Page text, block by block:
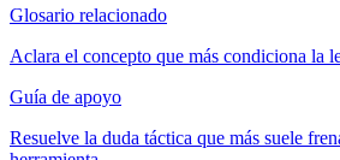
Glosario relacionado
Aclara el concepto que más condiciona la
Guía de apoyo
Resuelve la duda táctica que más suele